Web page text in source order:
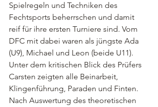
Spielregeln und Techniken des
Fechtsports beherrschen und damit
reif für ihre ersten Turniere sind. Vom
DFC mit dabei waren als jüngste Ada
(U9), Michael und Leon (beide U11).
Unter dem kritischen Blick des Prüfers
Carsten zeigten alle Beinarbeit,
Klingenführung, Paraden und Finten.
Nach Auswertung des theoretischen